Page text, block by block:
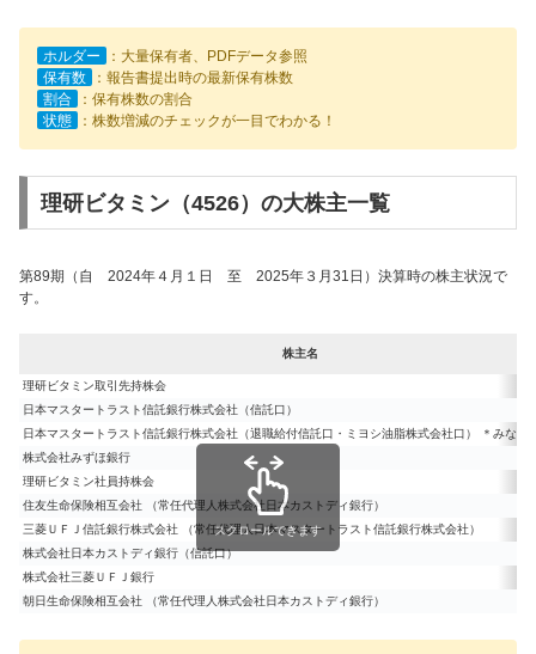
ホルダー
：大量保有者、PDFデータ参照
保有数
：報告書提出時の最新保有株数
割合
：保有株数の割合
状態
：株数増減のチェックが一目でわかる！
理研ビタミン（4526）の大株主一覧
第89期（自 2024年４月１日 至 2025年３月31日）決算時の株主状況で
す。
株主名
理研ビタミン取引先持株会
日本マスタートラスト信託銀行株式会社（信託口）
日本マスタートラスト信託銀行株式会社（退職給付信託口・ミヨシ油脂株式会社口） ＊みなし
株式会社みずほ銀行
理研ビタミン社員持株会
住友生命保険相互会社 （常任代理人株式会社日本カストディ銀行）
三菱ＵＦＪ信託銀行株式会社 （常任代理人日本マスタートラスト信託銀行株式会社）
株式会社日本カストディ銀行（信託口）
株式会社三菱ＵＦＪ銀行
朝日生命保険相互会社 （常任代理人株式会社日本カストディ銀行）
スクロールできます